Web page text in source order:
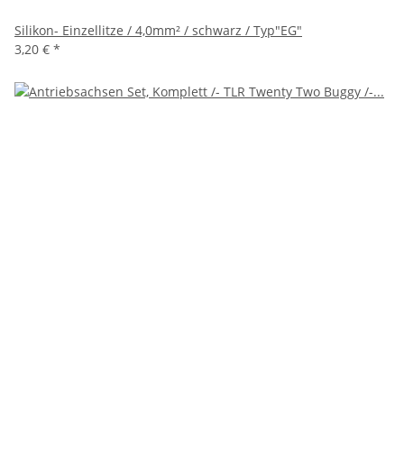
Silikon- Einzellitze / 4,0mm² / schwarz / Typ"EG"
3,20 € *